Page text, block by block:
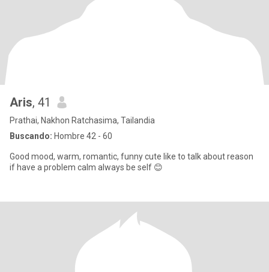
Aris, 41
Prathai, Nakhon Ratchasima, Tailandia
Buscando: Hombre 42 - 60
Good mood, warm, romantic, funny cute like to talk about reason
if have a problem calm always be self 😊